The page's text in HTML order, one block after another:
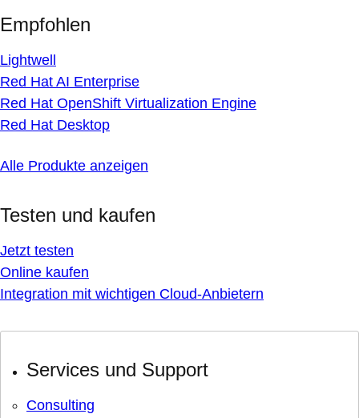
Empfohlen
Lightwell
Red Hat AI Enterprise
Red Hat OpenShift Virtualization Engine
Red Hat Desktop
Alle Produkte anzeigen
Testen und kaufen
Jetzt testen
Online kaufen
Integration mit wichtigen Cloud-Anbietern
Services und Support
Consulting